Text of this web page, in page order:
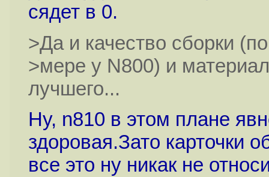
сядет в 0.
>Да и качество сборки
>мере у N800) и
лучшего...
Ну, n810 в этом плане
здоровая.Зато карточки
все это ну никак не